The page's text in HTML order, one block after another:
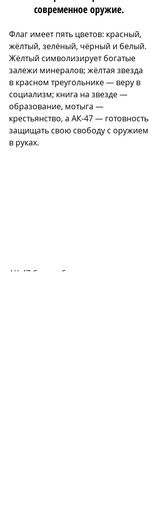
современное оружие.
Флаг имеет пять цветов: красный,
жёлтый, зелёный, чёрный и белый.
Жёлтый символизирует богатые
залежи минералов; жёлтая звезда
в красном треугольнике — веру в
социализм; книга на звезде —
образование, мотыга —
крестьянство, а АК-47 — готовность
защищать свою свободу с оружием
в руках.
АК-47 был любимым оружием